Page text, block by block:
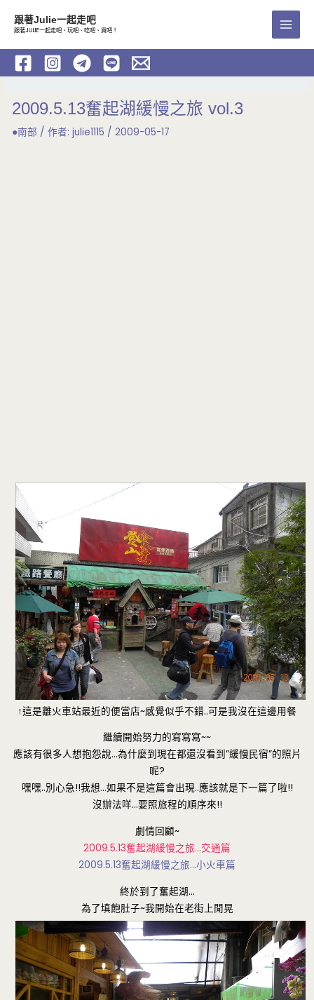
內
跟著Julie一起走吧
跟著JULIE一起走吧、玩吧、吃吧、買吧！
Main
2009.5.13奮起湖緩慢之旅 vol.3
●南部 / 作者:julie1115 /2009-05-17
↑這是離火車站最近的便當店~感覺似乎不錯..可是我沒在這邊用餐
繼續開始努力的寫寫寫~~
應該有很多人想抱怨說…為什麼到現在都還沒看到”緩慢民宿”的照片
呢?
嘿嘿..別心急!!我想…如果不是這篇會出現..應該就是下一篇了啦!!
沒辦法咩…要照旅程的順序來!!
劇情回顧~
2009.5.13奮起湖緩慢之旅…交通篇
2009.5.13奮起湖緩慢之旅…小火車篇
終於到了奮起湖…
為了填飽肚子~我開始在老街上閒晃